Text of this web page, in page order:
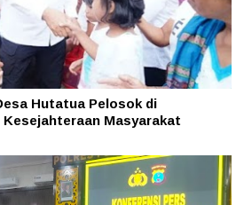
Hutatua Pelosok di
Masyarakat